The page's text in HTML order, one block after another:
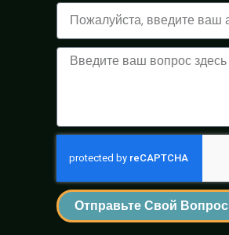
Электронная
Сообщение
Отправьте Свой Вопрос